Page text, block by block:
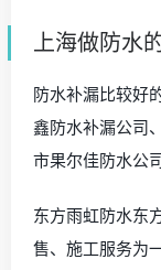
上海做防水
防水补漏比较好
鑫防水补漏公司
市果尔佳防水公
东方雨虹防水东
售、施工服务为